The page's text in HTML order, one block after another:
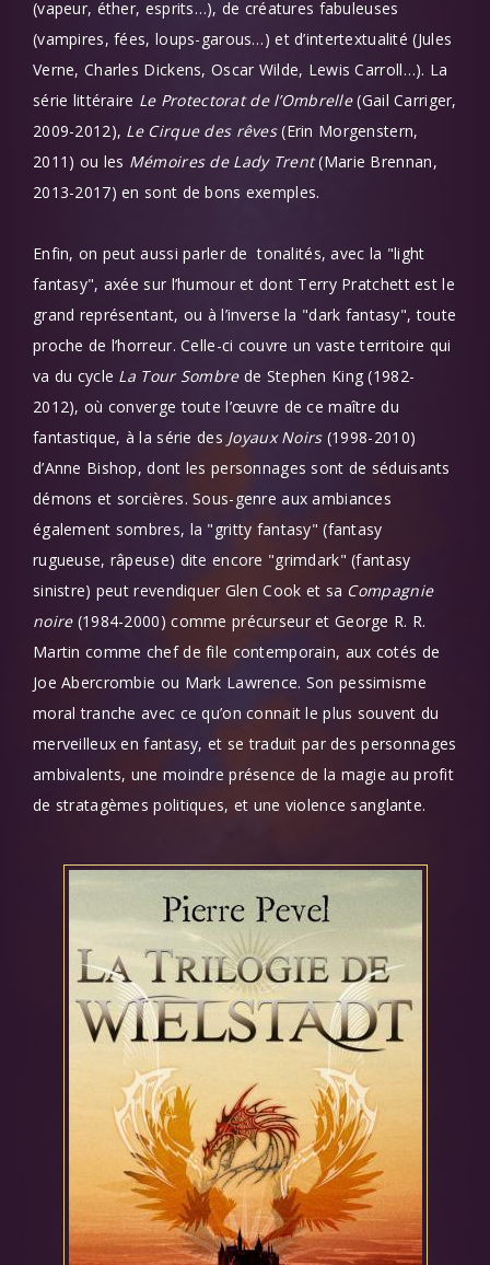
(vapeur, éther, esprits…), de créatures fabuleuses
(vampires, fées, loups-garous…) et d’intertextualité (Jules
Verne, Charles Dickens, Oscar Wilde, Lewis Carroll…). La
série littéraire Le Protectorat de l’Ombrelle(Gail Carriger,
2009-2012), Le Cirque des rêves(Erin Morgenstern,
2011) ou les Mémoires de Lady Trent(Marie Brennan,
2013-2017) en sont de bons exemples.
Enfin, on peut aussi parler de tonalités, avec la "light
fantasy", axée sur l’humour et dont Terry Pratchett est le
grand représentant, ou à l’inverse la "dark fantasy", toute
proche de l’horreur. Celle-ci couvre un vaste territoire qui
va du cycle La Tour Sombrede Stephen King (1982-
2012), où converge toute l’œuvre de ce maître du
fantastique, à la série des Joyaux Noirs(1998-2010)
d’Anne Bishop, dont les personnages sont de séduisants
démons et sorcières. Sous-genre aux ambiances
également sombres, la "gritty fantasy" (fantasy
rugueuse, râpeuse) dite encore "grimdark" (fantasy
sinistre) peut revendiquer Glen Cook et sa Compagnie
noire(1984-2000) comme précurseur et George R. R.
Martin comme chef de file contemporain, aux cotés de
Joe Abercrombie ou Mark Lawrence. Son pessimisme
moral tranche avec ce qu’on connait le plus souvent du
merveilleux en fantasy, et se traduit par des personnages
ambivalents, une moindre présence de la magie au profit
de stratagèmes politiques, et une violence sanglante.